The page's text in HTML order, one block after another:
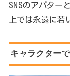
SNSのアバター
上では永遠に
キャラクター